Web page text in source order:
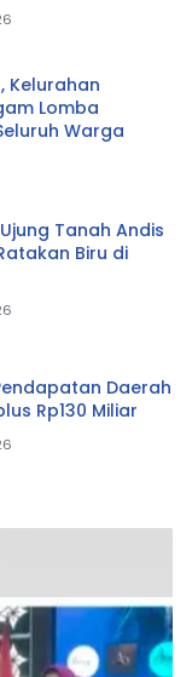
Kelurahan
Lomba
Warga
Tanah Andis
Biru di
Daerah
Rp130 Miliar